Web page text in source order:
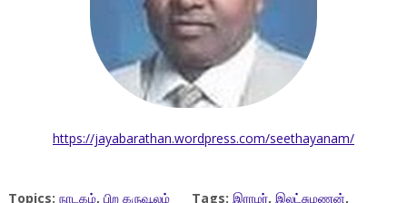
https://jayabarathan.wordpress.com/seethayanam/
Topics: நாடகம், பிற கருவூலம் Tags: இராமர், இலட்சுமணன்,